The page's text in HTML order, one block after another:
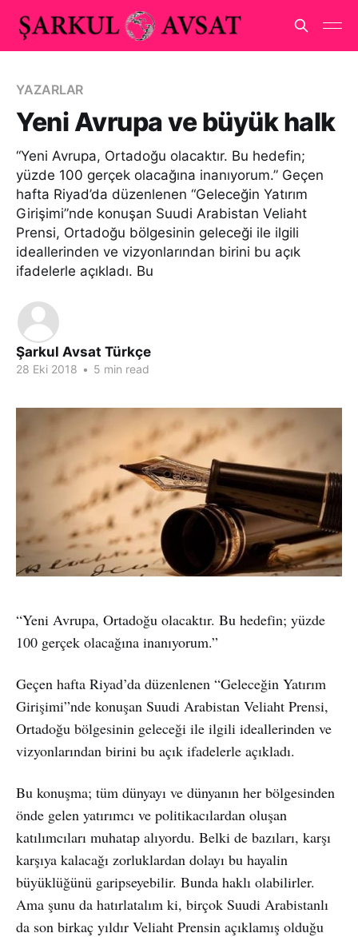
YAZARLAR
Yeni Avrupa ve büyük halk
“Yeni Avrupa, Ortadoğu olacaktır. Bu hedefin;
yüzde 100 gerçek olacağına inanıyorum.” Geçen
hafta Riyad’da düzenlenen “Geleceğin Yatırım
Girişimi”nde konuşan Suudi Arabistan Veliaht
Prensi, Ortadoğu bölgesinin geleceği ile ilgili
ideallerinden ve vizyonlarından birini bu açık
ifadelerle açıkladı. Bu
Şarkul Avsat Türkçe
28 Eki 2018 • 5 min read
“Yeni Avrupa, Ortadoğu olacaktır. Bu hedefin; yüzde
100 gerçek olacağına inanıyorum.”
Geçen hafta Riyad’da düzenlenen “Geleceğin Yatırım
Girişimi”nde konuşan Suudi Arabistan Veliaht Prensi,
Ortadoğu bölgesinin geleceği ile ilgili ideallerinden ve
vizyonlarından birini bu açık ifadelerle açıkladı.
Bu konuşma; tüm dünyayı ve dünyanın her bölgesinden
önde gelen yatırımcı ve politikacılardan oluşan
katılımcıları muhatap alıyordu. Belki de bazıları, karşı
karşıya kalacağı zorluklardan dolayı bu hayalin
büyüklüğünü garipseyebilir. Bunda haklı olabilirler.
Ama şunu da hatırlatalım ki, birçok Suudi Arabistanlı
da son birkaç yıldır Veliaht Prensin açıklamış olduğu